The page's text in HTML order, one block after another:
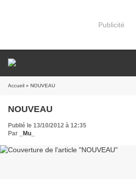
Publicité
Accueil » NOUVEAU
NOUVEAU
Publié le 13/10/2012 à 12:35
Par
_Mu_